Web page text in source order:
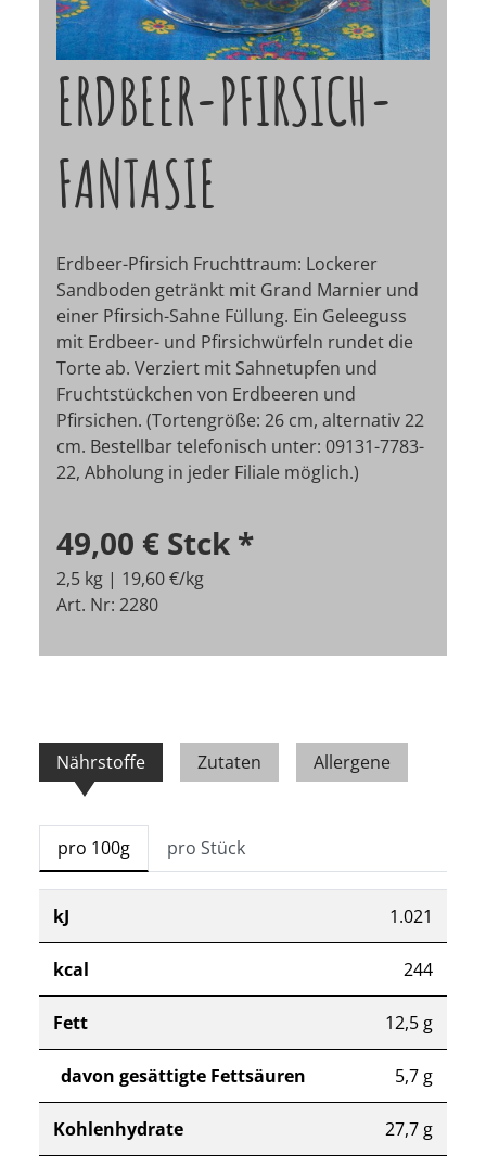
ERDBEER-PFIRSICH-
FANTASIE
Erdbeer-Pfirsich Fruchttraum: Lockerer
Sandboden getränkt mit Grand Marnier und
einer Pfirsich-Sahne Füllung. Ein Geleeguss
mit Erdbeer- und Pfirsichwürfeln rundet die
Torte ab. Verziert mit Sahnetupfen und
Fruchtstückchen von Erdbeeren und
Pfirsichen. (Tortengröße: 26 cm, alternativ 22
cm. Bestellbar telefonisch unter: 09131-7783-
22, Abholung in jeder Filiale möglich.)
49,00 € Stck *
2,5 kg | 19,60 €/kg
Art. Nr: 2280
Nährstoffe Zutaten Allergene
pro 100g pro Stück
kJ 1.021
kcal 244
Fett 12,5 g
davon gesättigte Fettsäuren 5,7 g
Kohlenhydrate 27,7 g